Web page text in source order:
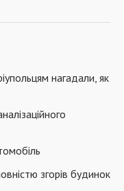
нагадали, як
згорів будинок